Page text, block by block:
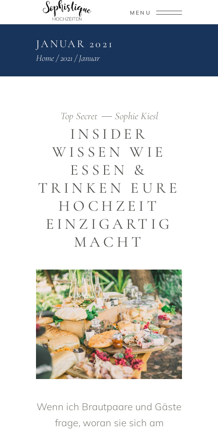
MENU
JANUAR 2021
Home/2021/Januar
Top Secret Sophie Kiesl
INSIDER
WISSEN WIE
ESSEN &
TRINKEN EURE
HOCHZEIT
EINZIGARTIG
MACHT
Wenn ich Brautpaare und Gäste
frage, woran sie sich am